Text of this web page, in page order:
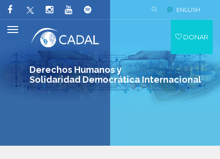
Derechos Humanos y
Solidaridad Democrática Internacional
ENGLISH
DONAR